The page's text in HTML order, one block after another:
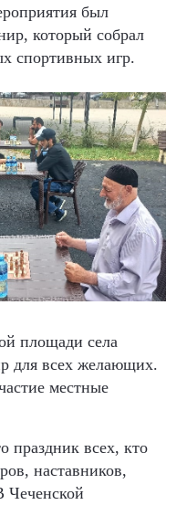
был
который собрал
спортивных игр.
площади села
для всех желающих.
местные
праздник всех, кто
наставников,
Чеченской